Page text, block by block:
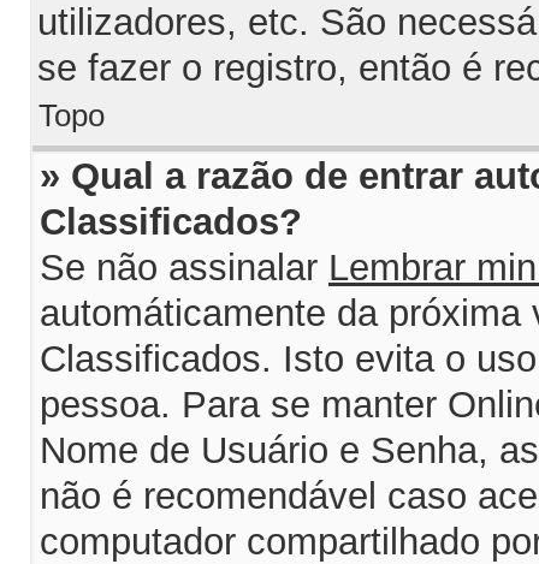
utilizadores, etc. São
se fazer o registro, então é
Topo
» Qual a razão de entrar
Classificados?
Se não assinalar Lembrar
automáticamente da
Classificados. Isto evita o
pessoa. Para se manter
Nome de Usuário e Senha,
não é recomendável caso
computador compartilhado